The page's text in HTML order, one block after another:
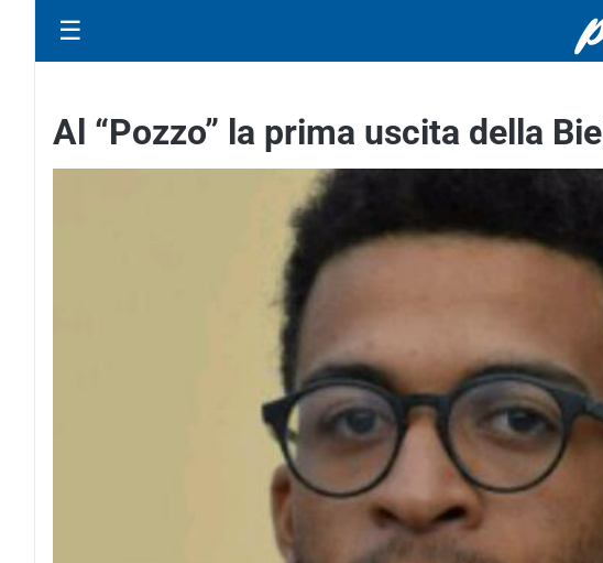
☰
Al “Pozzo” la prima uscita della